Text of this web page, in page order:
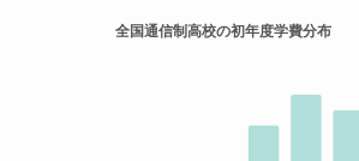
全国通信制高校の初年度学費分布